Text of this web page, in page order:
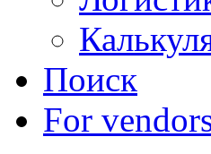
Поиск
For